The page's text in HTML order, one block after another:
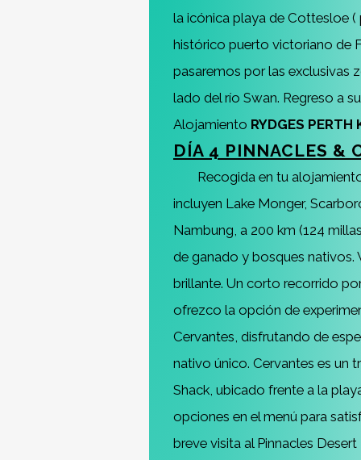
la icónica playa de Cottesloe (
histórico puerto victoriano de
pasaremos por las exclusivas
lado del río Swan. Regreso a
Alojamiento RYDGES PERTH
DÍA 4 PINNACLES &
Recogida en tu
incluyen Lake Monger,
Nambung, a 200 km (124
de ganado y bosques nativos.
brillante. Un corto recorrido
ofrezco la opción de
Cervantes, disfrutando de
nativo único. Cervantes es un
Shack, ubicado frente a la
opciones en el menú para
breve visita al Pinnacles